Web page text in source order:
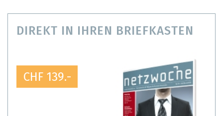
DIREKT IN IHREN BRIEFKASTEN
CHF 139.-